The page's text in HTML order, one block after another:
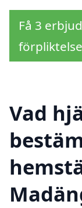
Få 3
Vad